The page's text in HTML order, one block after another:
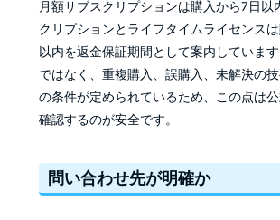
月額サブスクリプションは購入から7日以
クリプションとライフタイムライセンス
以内を返金保証期間として案内していま
ではなく、重複購入、誤購入、未解決の
の条件が定められているため、この点は
確認するのが安全です。
問い合わせ先が明確か